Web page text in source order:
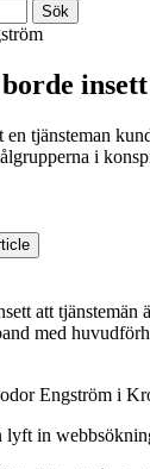
Sök
en tjänsteman
i
med
Engström i
in